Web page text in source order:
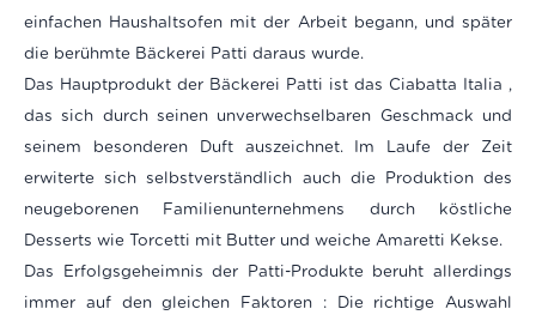
einfachen Haushaltsofen mit der Arbeit begann, und später
die berühmte Bäckerei Patti daraus wurde.
Das Hauptprodukt der Bäckerei Patti ist das Ciabatta Italia ,
das sich durch seinen unverwechselbaren Geschmack und
seinem besonderen Duft auszeichnet. Im Laufe der Zeit
erwiterte sich selbstverständlich auch die Produktion des
neugeborenen Familienunternehmens durch köstliche
Desserts wie Torcetti mit Butter und weiche Amaretti Kekse.
Das Erfolgsgeheimnis der Patti-Produkte beruht allerdings
immer auf den gleichen Faktoren : Die richtige Auswahl